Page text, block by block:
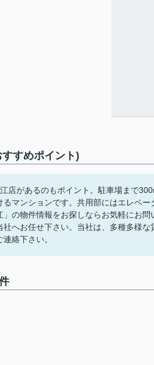
すめポイント)
店があるのもポイント。駐車場まで
マンションです。共用部にはエレベ
の物件情報をお探しならお気軽にお
へお任せ下さい。当社は、多種多様
絡下さい。